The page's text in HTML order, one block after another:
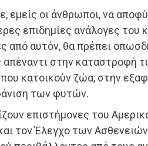
εμείς οι άνθρωποι, να
επιδημίες ανάλογες του
από αυτόν, θα πρέπει
απέναντι στην καταστροφή
κατοικούν ζώα, στην
των φυτών.
επιστήμονες του
τον Έλεγχο των